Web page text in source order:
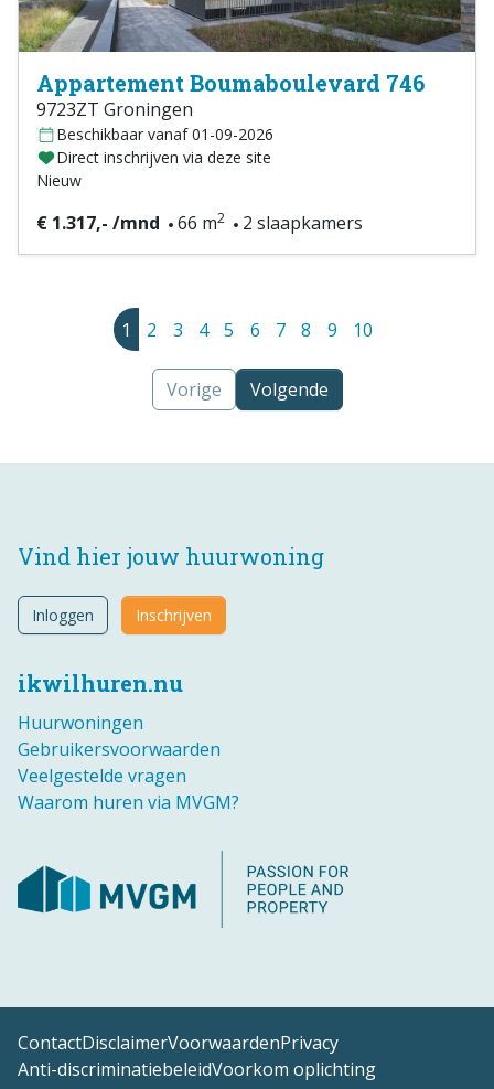
Appartement Boumaboulevard 746
9723ZT Groningen
Beschikbaar vanaf 01-09-2026
Direct inschrijven via deze site
Nieuw
€ 1.317,- /mnd 66 m2 2 slaapkamers
1 2 3 4 5 6 7 8 9 10
Vorige Volgende
ikwilhuren.nu
Huurwoningen
Gebruikersvoorwaarden
Veelgestelde vragen
Waarom huren via MVGM?
Vind hier jouw huurwoning
Inloggen Inschrijven
ContactDisclaimerVoorwaardenPrivacy
Anti-discriminatiebeleidVoorkom oplichting